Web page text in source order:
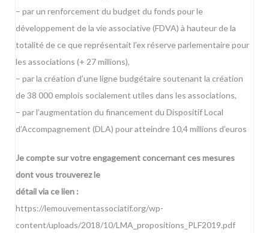
– par un renforcement du budget du fonds pour le
développement de la vie associative (FDVA) à hauteur de la
totalité de ce que représentait l’ex réserve parlementaire pour
les associations (+ 27 millions),
– par la création d’une ligne budgétaire soutenant la création
de 38 000 emplois socialement utiles dans les associations,
– par l’augmentation du financement du Dispositif Local
d’Accompagnement (DLA) pour atteindre 10,4 millions d’euros
Je compte sur votre engagement concernant ces mesures
dont vous trouverez le
détail via ce lien :
https://lemouvementassociatif.org/wp-
content/uploads/2018/10/LMA_propositions_PLF2019.pdf